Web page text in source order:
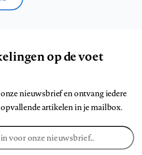
op de voet
nieuwsbrief en ontvang iedere
opvallende artikelen in je mailbox.